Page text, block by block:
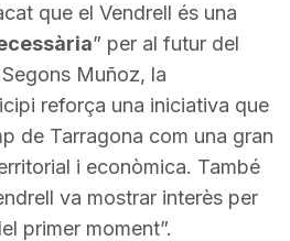
que el Vendrell és una
” per al futur del
Muñoz, la
reforça una iniciativa que
de Tarragona com una gran
i econòmica. També
va mostrar interès per
primer moment”.